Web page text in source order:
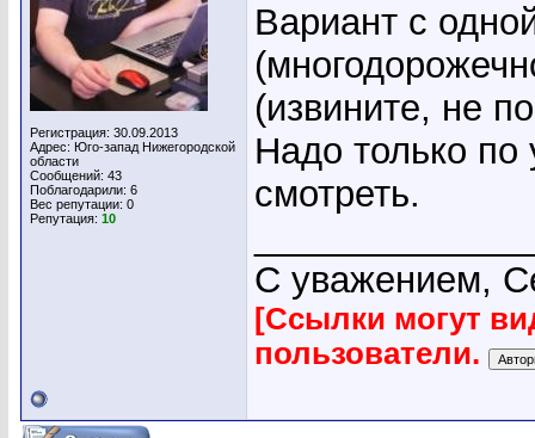
Регистрация: 30.09.2013
Адрес: Юго-запад Нижегородской
области
Сообщений: 43
Поблагодарили: 6
Вес репутации: 0
Репутация: 10
Вариант с
(извините, не
Надо только по
смотреть.
С уважением,
[Ссылки могут
пользователи.